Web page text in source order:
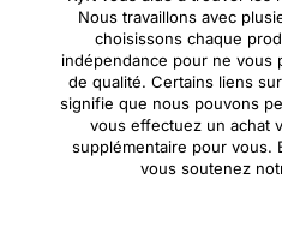
Nous travaillons avec
choisissons chaque
indépendance pour ne vous
de qualité. Certains liens
signifie que nous pouvons
vous effectuez un achat
supplémentaire pour vous.
vous soutenez